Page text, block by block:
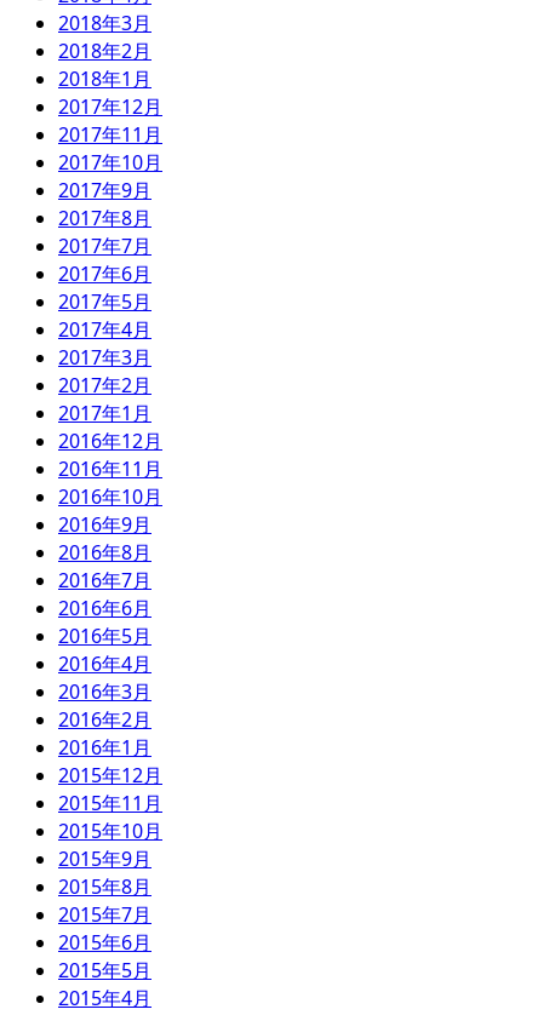
2018年3月
2018年2月
2018年1月
2017年12月
2017年11月
2017年10月
2017年9月
2017年8月
2017年7月
2017年6月
2017年5月
2017年4月
2017年3月
2017年2月
2017年1月
2016年12月
2016年11月
2016年10月
2016年9月
2016年8月
2016年7月
2016年6月
2016年5月
2016年4月
2016年3月
2016年2月
2016年1月
2015年12月
2015年11月
2015年10月
2015年9月
2015年8月
2015年7月
2015年6月
2015年5月
2015年4月